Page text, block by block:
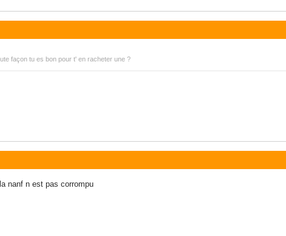
façon tu es bon pour t' en racheter une ?
nanf n est pas corrompu